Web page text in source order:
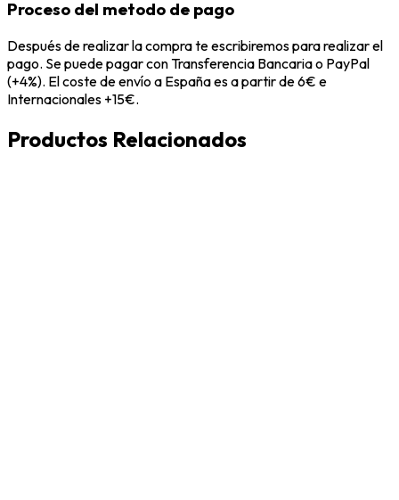
Proceso del metodo de pago
Después de realizar la compra te escribiremos para realizar el
pago. Se puede pagar con Transferencia Bancaria o PayPal
(+4%). El coste de envío a España es a partir de 6€ e
Internacionales +15€.
Productos Relacionados